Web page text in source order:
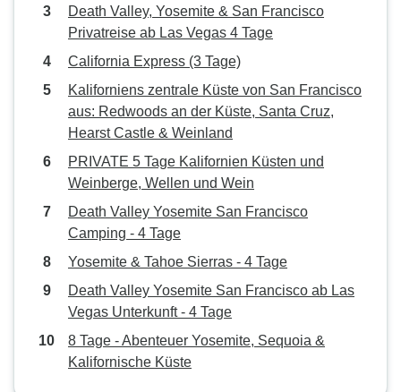
Death Valley, Yosemite & San Francisco
Privatreise ab Las Vegas 4 Tage
California Express (3 Tage)
Kaliforniens zentrale Küste von San Francisco
aus: Redwoods an der Küste, Santa Cruz,
Hearst Castle & Weinland
PRIVATE 5 Tage Kalifornien Küsten und
Weinberge, Wellen und Wein
Death Valley Yosemite San Francisco
Camping - 4 Tage
Yosemite & Tahoe Sierras - 4 Tage
Death Valley Yosemite San Francisco ab Las
Vegas Unterkunft - 4 Tage
8 Tage - Abenteuer Yosemite, Sequoia &
Kalifornische Küste